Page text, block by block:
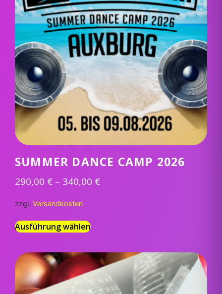
SUMMER DANCE CAMP 2026
290,00 € – 340,00 €
zzgl. Versandkosten
Ausführung wählen